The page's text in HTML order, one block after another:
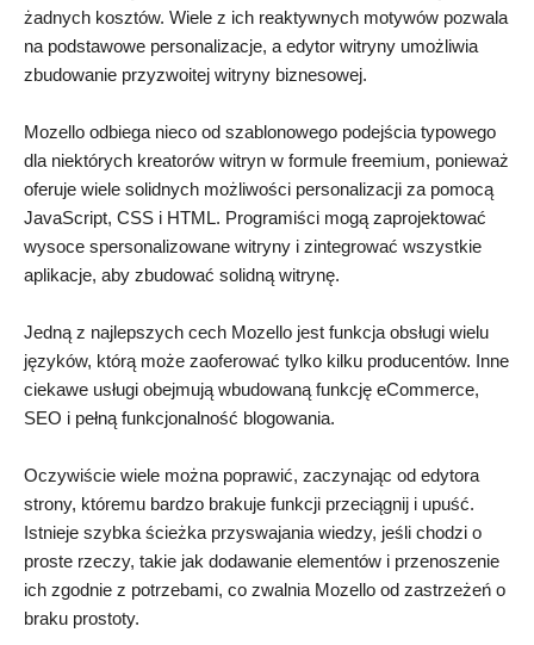
żadnych kosztów. Wiele z ich reaktywnych motywów pozwala
na podstawowe personalizacje, a edytor witryny umożliwia
zbudowanie przyzwoitej witryny biznesowej.
Mozello odbiega nieco od szablonowego podejścia typowego
dla niektórych kreatorów witryn w formule freemium, ponieważ
oferuje wiele solidnych możliwości personalizacji za pomocą
JavaScript, CSS i HTML. Programiści mogą zaprojektować
wysoce spersonalizowane witryny i zintegrować wszystkie
aplikacje, aby zbudować solidną witrynę.
Jedną z najlepszych cech Mozello jest funkcja obsługi wielu
języków, którą może zaoferować tylko kilku producentów. Inne
ciekawe usługi obejmują wbudowaną funkcję eCommerce,
SEO i pełną funkcjonalność blogowania.
Oczywiście wiele można poprawić, zaczynając od edytora
strony, któremu bardzo brakuje funkcji przeciągnij i upuść.
Istnieje szybka ścieżka przyswajania wiedzy, jeśli chodzi o
proste rzeczy, takie jak dodawanie elementów i przenoszenie
ich zgodnie z potrzebami, co zwalnia Mozello od zastrzeżeń o
braku prostoty.